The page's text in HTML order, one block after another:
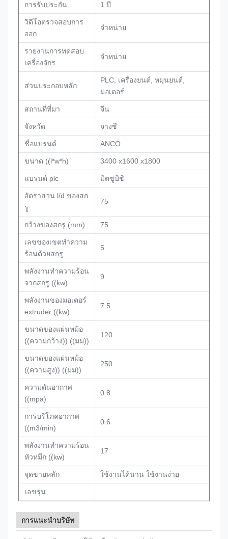
การรับประกัน 1 ปี
วิดีโอตรวจสอบการ
ออก
จําหน่าย
รายงานการทดสอบ
เครื่องจักร
จําหน่าย
ส่วนประกอบหลัก
PLC, เครื่องยนต์, หมุนยนต์,
มอเตอร์
สถานที่ที่มา จีน
จังหวัด จางซึ
ชื่อแบรนด์ ANCO
ขนาด ((l*w*h) 3400 x1600 x1800
แบรนด์ plc มิตซูบิชิ
อัตราส่วน l/d ของสก
รู
75
กว้างของสกรู (mm) 75
เลขของเขตทําความ
ร้อนด้วยสกรู
5
พลังงานทําความร้อน
จากสกรู ((kw)
9
พลังงานของมอเตอร์
extruder ((kw)
7.5
ขนาดของแผ่นหม้อ
((ความกว้าง)) ((มม))
120
ขนาดของแผ่นหม้อ
((ความสูง)) ((มม))
250
ความดันอากาศ
((mpa)
0.8
การบริโภคอากาศ
((m3/min)
0.6
พลังงานทําความร้อน
หัวหมึก ((kw)
17
จุดขายหลัก ใช้งานได้นาน ใช้งานง่าย
เลขรุ่น
การแนะนําบริษัท